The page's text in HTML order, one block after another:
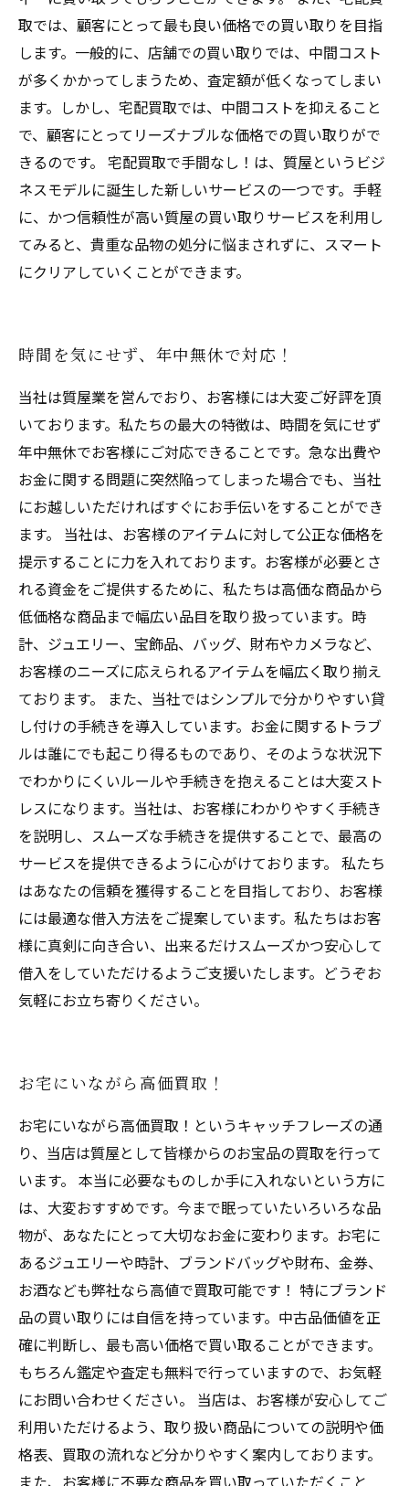
取では、顧客にとって最も良い価格での買い取りを目指
します。一般的に、店舗での買い取りでは、中間コスト
が多くかかってしまうため、査定額が低くなってしまい
ます。しかし、宅配買取では、中間コストを抑えること
で、顧客にとってリーズナブルな価格での買い取りがで
きるのです。 宅配買取で手間なし！は、質屋というビジ
ネスモデルに誕生した新しいサービスの一つです。手軽
に、かつ信頼性が高い質屋の買い取りサービスを利用し
てみると、貴重な品物の処分に悩まされずに、スマート
にクリアしていくことができます。
時間を気にせず、年中無休で対応！
当社は質屋業を営んでおり、お客様には大変ご好評を頂
いております。私たちの最大の特徴は、時間を気にせず
年中無休でお客様にご対応できることです。急な出費や
お金に関する問題に突然陥ってしまった場合でも、当社
にお越しいただければすぐにお手伝いをすることができ
ます。 当社は、お客様のアイテムに対して公正な価格を
提示することに力を入れております。お客様が必要とさ
れる資金をご提供するために、私たちは高価な商品から
低価格な商品まで幅広い品目を取り扱っています。時
計、ジュエリー、宝飾品、バッグ、財布やカメラなど、
お客様のニーズに応えられるアイテムを幅広く取り揃え
ております。 また、当社ではシンプルで分かりやすい貸
し付けの手続きを導入しています。お金に関するトラブ
ルは誰にでも起こり得るものであり、そのような状況下
でわかりにくいルールや手続きを抱えることは大変スト
レスになります。当社は、お客様にわかりやすく手続き
を説明し、スムーズな手続きを提供することで、最高の
サービスを提供できるように心がけております。 私たち
はあなたの信頼を獲得することを目指しており、お客様
には最適な借入方法をご提案しています。私たちはお客
様に真剣に向き合い、出来るだけスムーズかつ安心して
借入をしていただけるようご支援いたします。どうぞお
気軽にお立ち寄りください。
お宅にいながら高価買取！
お宅にいながら高価買取！というキャッチフレーズの通
り、当店は質屋として皆様からのお宝品の買取を行って
います。 本当に必要なものしか手に入れないという方に
は、大変おすすめです。今まで眠っていたいろいろな品
物が、あなたにとって大切なお金に変わります。お宅に
あるジュエリーや時計、ブランドバッグや財布、金券、
お酒なども弊社なら高値で買取可能です！ 特にブランド
品の買い取りには自信を持っています。中古品価値を正
確に判断し、最も高い価格で買い取ることができます。
もちろん鑑定や査定も無料で行っていますので、お気軽
にお問い合わせください。 当店は、お客様が安心してご
利用いただけるよう、取り扱い商品についての説明や価
格表、買取の流れなど分かりやすく案内しております。
また、お客様に不要な商品を買い取っていただくこと